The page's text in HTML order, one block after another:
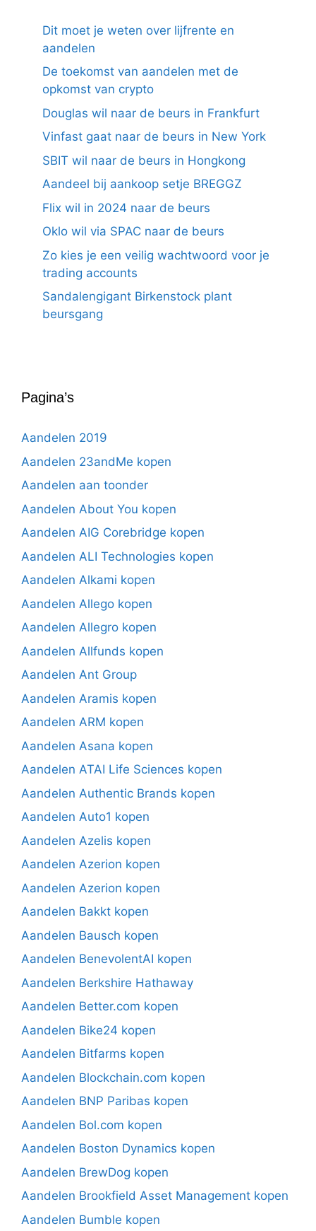
Dit moet je weten over lijfrente en
aandelen
De toekomst van aandelen met de
opkomst van crypto
Douglas wil naar de beurs in Frankfurt
Vinfast gaat naar de beurs in New York
SBIT wil naar de beurs in Hongkong
Aandeel bij aankoop setje BREGGZ
Flix wil in 2024 naar de beurs
Oklo wil via SPAC naar de beurs
Zo kies je een veilig wachtwoord voor je
trading accounts
Sandalengigant Birkenstock plant
beursgang
Pagina’s
Aandelen 2019
Aandelen 23andMe kopen
Aandelen aan toonder
Aandelen About You kopen
Aandelen AIG Corebridge kopen
Aandelen ALI Technologies kopen
Aandelen Alkami kopen
Aandelen Allego kopen
Aandelen Allegro kopen
Aandelen Allfunds kopen
Aandelen Ant Group
Aandelen Aramis kopen
Aandelen ARM kopen
Aandelen Asana kopen
Aandelen ATAI Life Sciences kopen
Aandelen Authentic Brands kopen
Aandelen Auto1 kopen
Aandelen Azelis kopen
Aandelen Azerion kopen
Aandelen Azerion kopen
Aandelen Bakkt kopen
Aandelen Bausch kopen
Aandelen BenevolentAI kopen
Aandelen Berkshire Hathaway
Aandelen Better.com kopen
Aandelen Bike24 kopen
Aandelen Bitfarms kopen
Aandelen Blockchain.com kopen
Aandelen BNP Paribas kopen
Aandelen Bol.com kopen
Aandelen Boston Dynamics kopen
Aandelen BrewDog kopen
Aandelen Brookfield Asset Management kopen
Aandelen Bumble kopen